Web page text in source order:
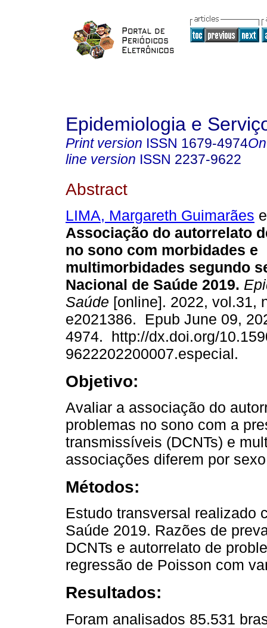
Epidemiologia e
Print version ISSN 1679-4974
line version ISSN 2237-9622
Abstract
LIMA, Margareth Guimarães
Associação do autorrelato
no sono com morbidades e
multimorbidades segundo
Nacional de Saúde 2019.
Saúde [online]. 2022, vol.31,
e2021386. Epub June 09,
4974. http://dx.doi.org/
9622202200007.especial.
Objetivo:
Avaliar a associação do
problemas no sono com a
transmissíveis (DCNTs) e
associações diferem por
Métodos:
Estudo transversal realizado
Saúde 2019. Razões de
DCNTs e autorrelato de
regressão de Poisson com
Resultados:
Foram analisados 85.531